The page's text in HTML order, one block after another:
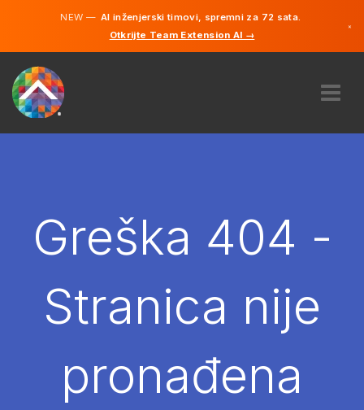
NEW —AI inženjerski timovi, spremni za 72 sata.
Otkrijte Team Extension AI →
×
NAJAMGreška 404 -
Stranica nije
pronađena